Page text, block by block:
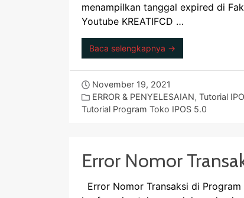
menampilkan tanggal expired di
Youtube KREATIFCD …
Baca selengkapnya →
November 19, 2021
ERROR & PENYELESAIAN,Tutorial
Tutorial Program Toko IPOS 5.0
Error Nomor
Error Nomor Transaksi di